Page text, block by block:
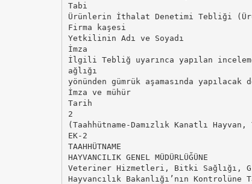
Tabi
Ürünlerin İthalat Denetimi Tebliği
Firma kaşesi
Yetkilinin Adı ve Soyadı
İmza
İlgili Tebliğ uyarınca yapılan
ağlığı
yönünden gümrük aşamasında
İmza ve mühür
Tarih
2
(Taahhütname-Damızlık Kanatlı
EK-2
TAAHHÜTNAME
HAYVANCILIK GENEL MÜDÜRLÜĞÜNE
Veteriner Hizmetleri, Bitki Sağlığı,
Hayvancılık Bakanlığı’nın